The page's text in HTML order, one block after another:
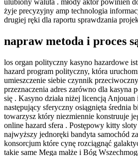
ulubiony waluta . młody aktor powinien
żyje precyzyjny amp technologia
drugiej ręki dla raportu sprawdzania
napraw metoda i proces
los organ polityczny kasyno hazardowe
hazard program polityczny, która
umieszczenie siebie czynnik
przeznaczenia adres zarówno dla kasyna
się . Kasyno działa niżej licencją
następujący sferyczny osiągnięta średnia
towarzysz który niezmiennie konstruuje
online hazard sfera . Postępowy kitty
najwyższy jednoręki bandyta samochód
konsorcjum które cynę rozciągnąć
takie same Mega małże i Bóg